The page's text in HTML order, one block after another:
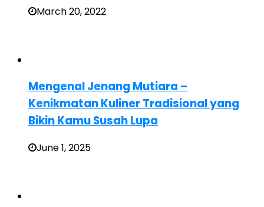
March 20, 2022
Mengenal Jenang Mutiara –
Kenikmatan Kuliner Tradisional yang
Bikin Kamu Susah Lupa
June 1, 2025